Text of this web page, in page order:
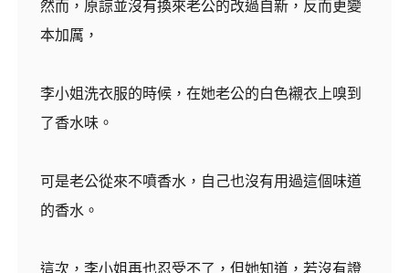
然而，原諒並沒有換來老公的改過自新，反而更變
本加厲，
李小姐洗衣服的時候，在她老公的白色襯衣上嗅到
了香水味。
可是老公從來不噴香水，自己也沒有用過這個味道
的香水。
這次，李小姐再也忍受不了，但她知道，若沒有證